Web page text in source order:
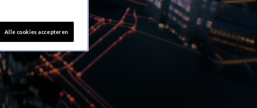
Alle cookies accepteren